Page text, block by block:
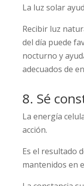
La luz solar
Recibir luz
del día puede
nocturno y
adecuados de
8. Sé
La energía
acción.
Es el resultado
mantenidos en